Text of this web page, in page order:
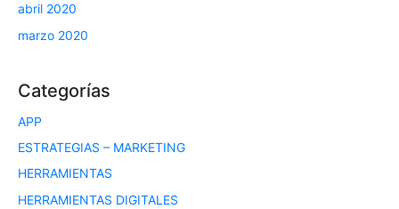
abril 2020
marzo 2020
Categorías
APP
ESTRATEGIAS – MARKETING
HERRAMIENTAS
HERRAMIENTAS DIGITALES